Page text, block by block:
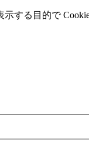
する⽬的で